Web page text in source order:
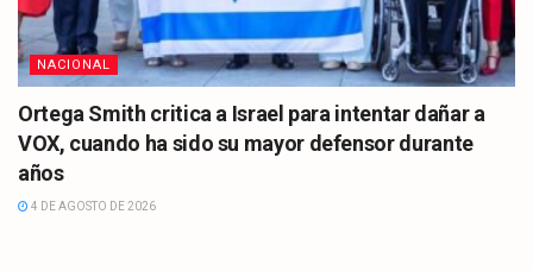
NACIONAL
Ortega Smith critica a Israel para intentar dañar a
VOX, cuando ha sido su mayor defensor durante
años
4 DE AGOSTO DE 2026